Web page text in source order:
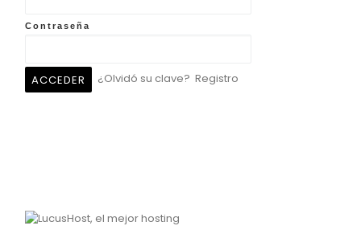
Contraseña
¿Olvidó su clave? Registro